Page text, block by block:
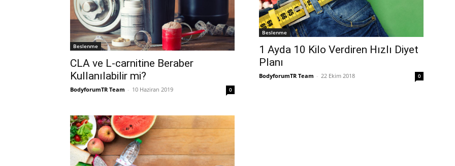
Beslenme
CLA ve L-carnitine Beraber
Kullanılabilir mi?
BodyforumTR Team - 10 Haziran 2019 0
Beslenme
1 Ayda 10 Kilo Verdiren Hızlı Diyet
Planı
BodyforumTR Team - 22 Ekim 2018 0